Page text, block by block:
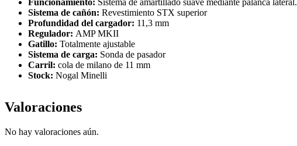
Funcionamiento: Sistema de amartillado suave mediante palanca lateral.
Sistema de cañón: Revestimiento STX superior
Profundidad del cargador: 11,3 mm
Regulador: AMP MKII
Gatillo: Totalmente ajustable
Sistema de carga: Sonda de pasador
Carril: cola de milano de 11 mm
Stock: Nogal Minelli
Valoraciones
No hay valoraciones aún.